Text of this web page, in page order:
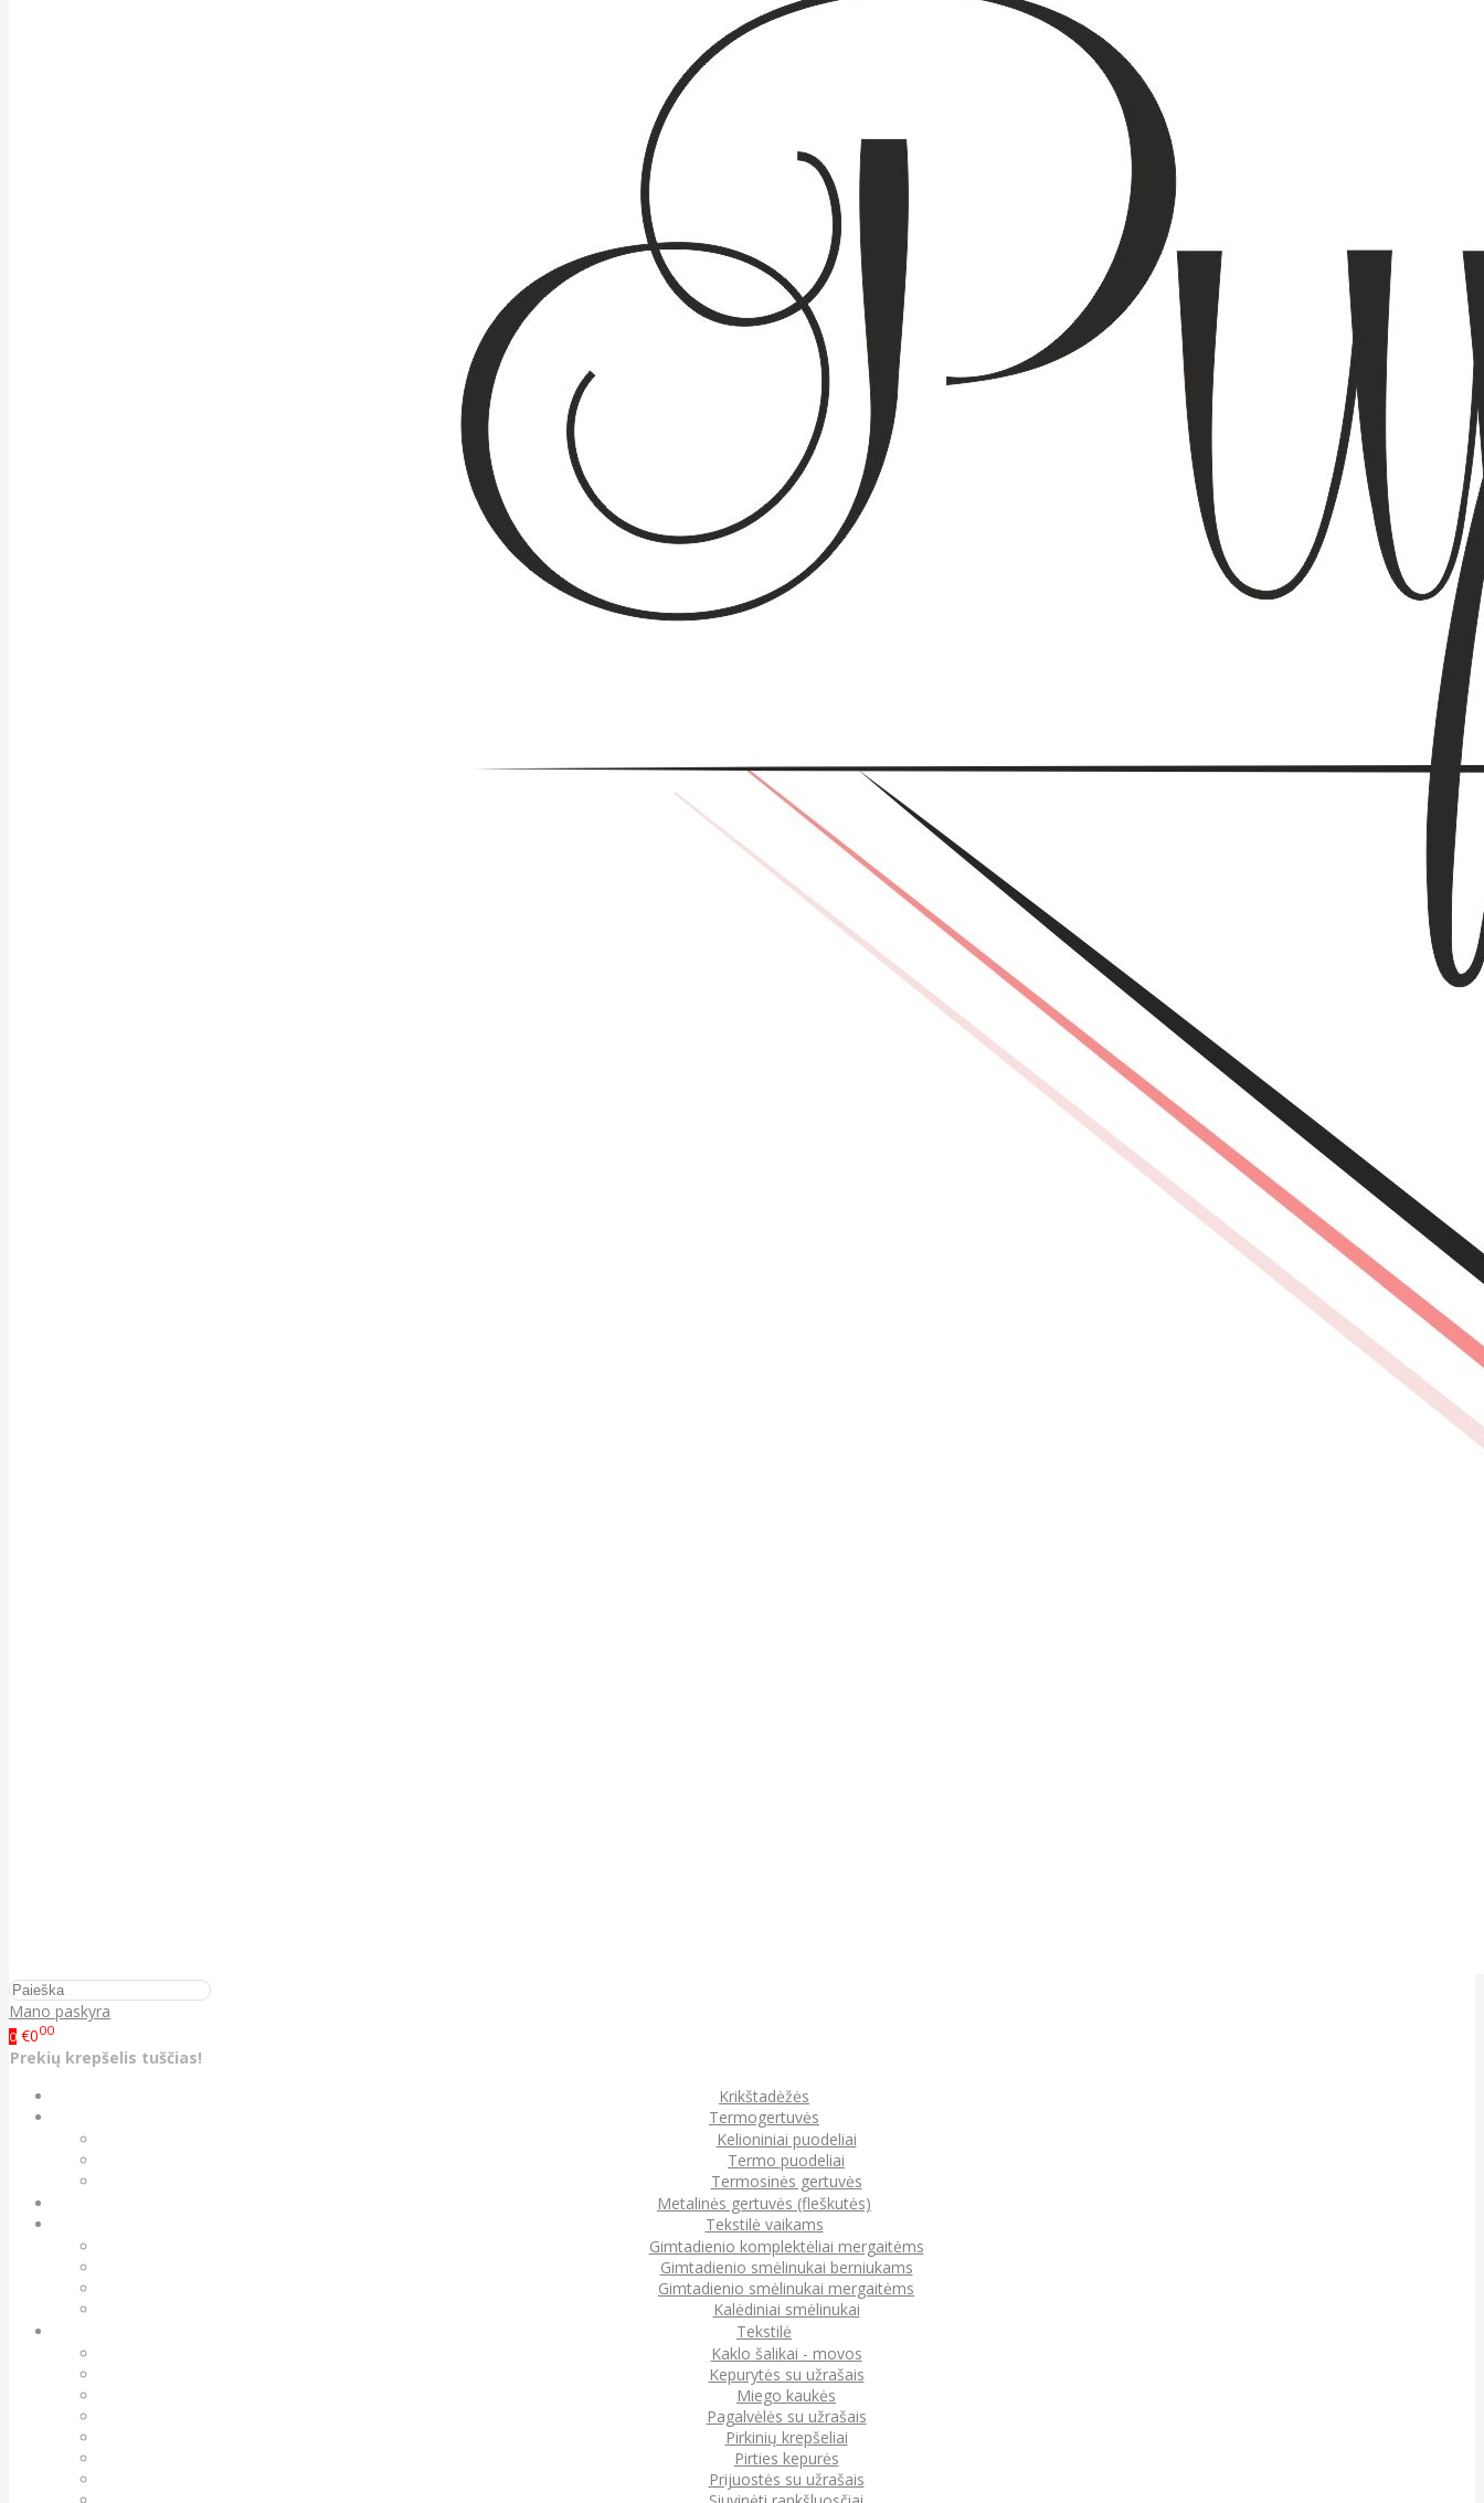
Mano paskyra
0 €000
Prekių krepšelis tuščias!
Krikštadėžės
Termogertuvės
Kelioniniai puodeliai
Termo puodeliai
Termosinės gertuvės
Metalinės gertuvės (fleškutės)
Tekstilė vaikams
Gimtadienio komplektėliai mergaitėms
Gimtadienio smėlinukai berniukams
Gimtadienio smėlinukai mergaitėms
Kalėdiniai smėlinukai
Tekstilė
Kaklo šalikai - movos
Kepurytės su užrašais
Miego kaukės
Pagalvėlės su užrašais
Pirkinių krepšeliai
Pirties kepurės
Prijuostės su užrašais